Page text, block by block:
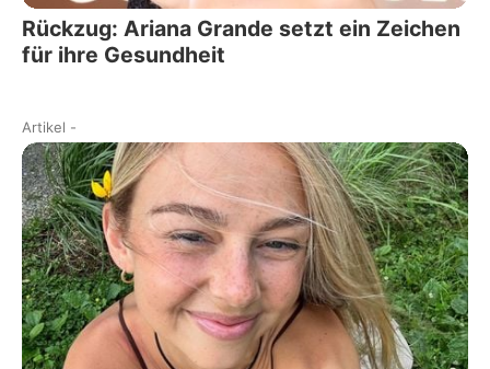
Rückzug: Ariana Grande setzt ein Zeichen
für ihre Gesundheit
Artikel -